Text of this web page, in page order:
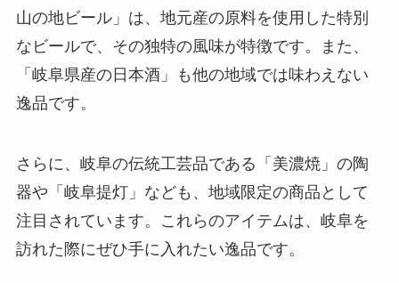
山の地ビール」は、地元産の原料を使用した特別
なビールで、その独特の風味が特徴です。また、
「岐阜県産の日本酒」も他の地域では味わえない
逸品です。
さらに、岐阜の伝統工芸品である「美濃焼」の陶
器や「岐阜提灯」なども、地域限定の商品として
注目されています。これらのアイテムは、岐阜を
訪れた際にぜひ手に入れたい逸品です。